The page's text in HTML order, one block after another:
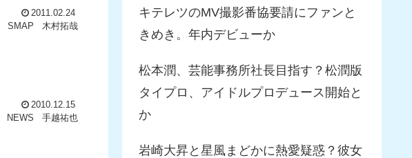
2011.02.24
SMAP
木村拓哉
2010.12.15
NEWS
手越祐也
キテレツのMV撮影番協要請にファンと
きめき。年内デビューか
松本潤、芸能事務所社長目指す？松潤版
タイプロ、アイドルプロデュース開始と
か
岩崎大昇と星風まどかに熱愛疑惑？彼女